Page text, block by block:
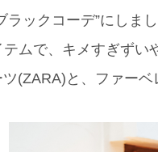
ラックコーデ”にし
テムで、キメすぎず
(ZARA)と、ファー